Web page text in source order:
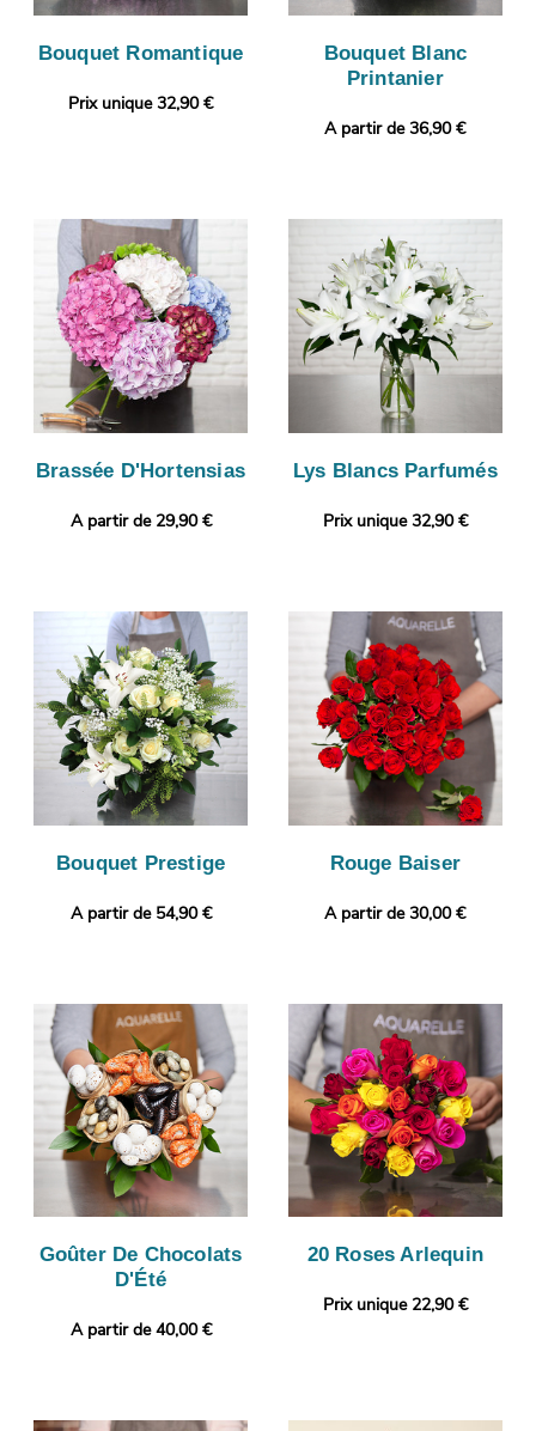
Bouquet Romantique
Prix unique 32,90 €
Bouquet Blanc
Printanier
A partir de 36,90 €
Brassée D'Hortensias
A partir de 29,90 €
Lys Blancs Parfumés
Prix unique 32,90 €
Bouquet Prestige
A partir de 54,90 €
Rouge Baiser
A partir de 30,00 €
Goûter De Chocolats
D'Été
A partir de 40,00 €
20 Roses Arlequin
Prix unique 22,90 €